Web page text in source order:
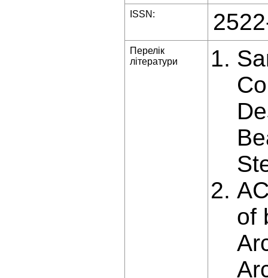
ISSN:
Перелік
літератури
of